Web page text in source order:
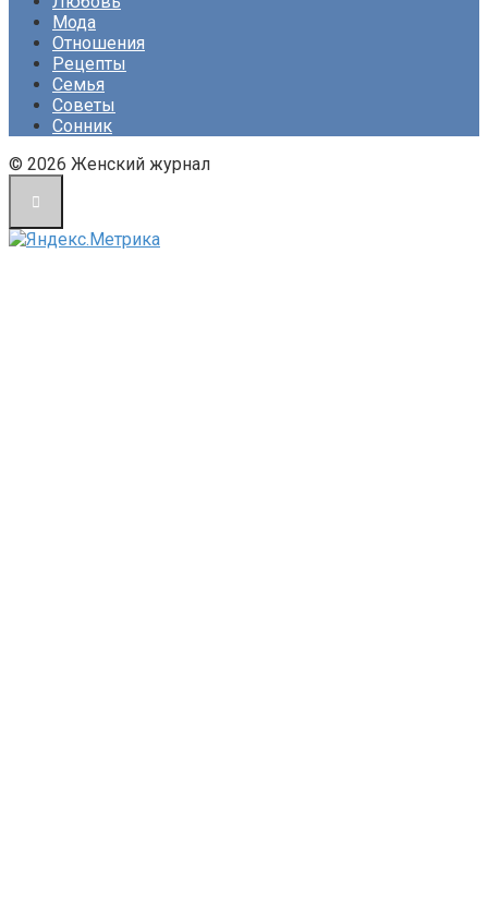
Мода
Отношения
Рецепты
Семья
Советы
Сонник
© 2026 Женский журнал